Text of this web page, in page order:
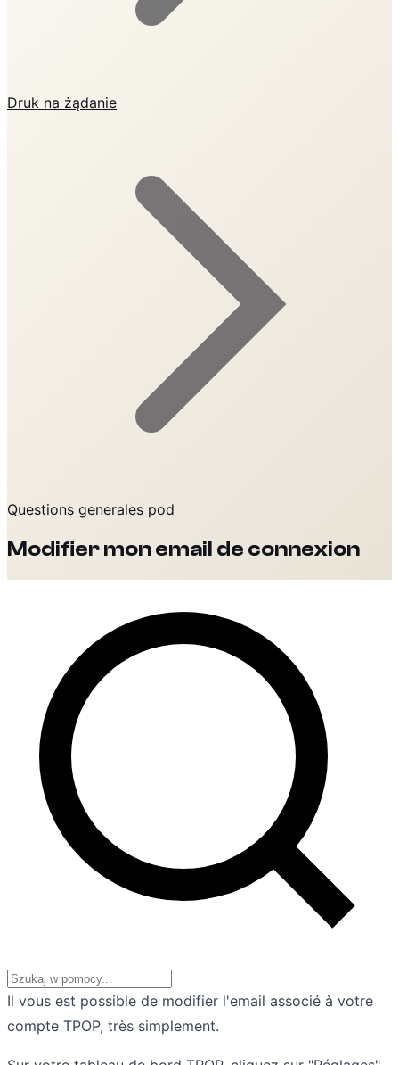
Druk na żądanie
Questions generales pod
Modifier mon email de connexion
Il vous est possible de modifier l'email associé à votre
compte TPOP, très simplement.